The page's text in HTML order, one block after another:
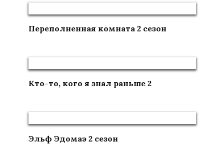
Переполненная комната 2 сезон
Кто-то, кого я знал раньше 2
Эльф Эдомаэ 2 сезон